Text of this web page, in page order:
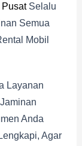
Selalu
Semua
Mobil
Layanan
Anda
Agar